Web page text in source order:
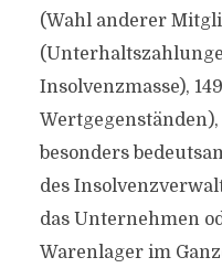
(Wahl anderer
Insolvenzmasse),
besonders
des
das Unternehmen
Warenlager im